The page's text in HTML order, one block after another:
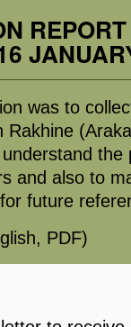
was to
Rakhine
the
and also to
future
PDF)